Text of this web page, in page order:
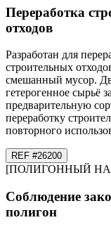
Переработка
отходов
Разработан для
строительных
смешанный мусор.
гетерогенное сырьё
предварительную
переработку
повторного
REF #26200
[ПОЛИГОННЫЙ
Соблюдение
полигон